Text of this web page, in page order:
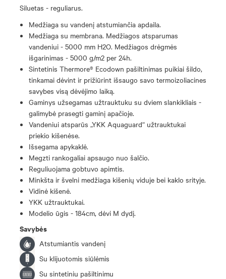
Siluetas - reguliarus.
Medžiaga su vandenį atstumiančia apdaila.
Medžiaga su membrana. Medžiagos atsparumas
vandeniui - 5000 mm H2O. Medžiagos drėgmės
išgarinimas - 5000 g/m2 per 24h.
Sintetinis Thermore® Ecodown pašiltinimas puikiai šildo,
tinkamai dėvint ir prižiūrint išsaugo savo termoizoliacines
savybes visą dėvėjimo laiką.
Gaminys užsegamas užtrauktuku su dviem slankikliais -
galimybė prasegti gaminį apačioje.
Vandeniui atsparūs „YKK Aquaguard“ užtrauktukai
priekio kišenėse.
Išsegama apykaklė.
Megzti rankogaliai apsaugo nuo šalčio.
Reguliuojama gobtuvo apimtis.
Minkšta ir švelni medžiaga kišenių viduje bei kaklo srityje.
Vidinė kišenė.
YKK užtrauktukai.
Modelio ūgis - 184cm, dėvi M dydį.
Savybės
Atstumiantis vandenį
Su klijuotomis siūlėmis
Su sintetiniu pašiltinimu